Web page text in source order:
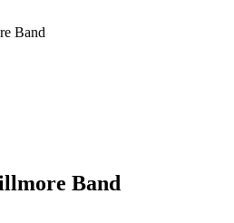
Band
Band